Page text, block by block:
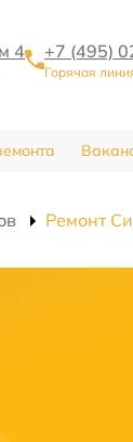
4 +7 (495)
Горячая
Ремонт